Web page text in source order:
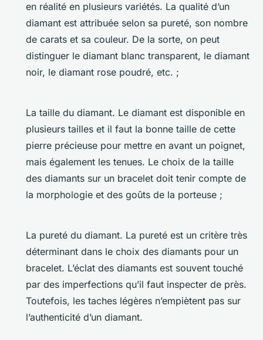
en réalité en plusieurs variétés. La qualité d’un
diamant est attribuée selon sa pureté, son nombre
de carats et sa couleur. De la sorte, on peut
distinguer le diamant blanc transparent, le diamant
noir, le diamant rose poudré, etc. ;
La taille du diamant. Le diamant est disponible en
plusieurs tailles et il faut la bonne taille de cette
pierre précieuse pour mettre en avant un poignet,
mais également les tenues. Le choix de la taille
des diamants sur un bracelet doit tenir compte de
la morphologie et des goûts de la porteuse ;
La pureté du diamant. La pureté est un critère très
déterminant dans le choix des diamants pour un
bracelet. L’éclat des diamants est souvent touché
par des imperfections qu’il faut inspecter de près.
Toutefois, les taches légères n’empiètent pas sur
l’authenticité d’un diamant.